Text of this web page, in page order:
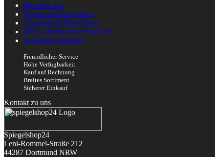
Wir über uns
Fragen und Antworten
Glasgewicht Berechnen
B2B - Direkt vom Hersteller
Produktinformation
Freundlicher Service
Hohe Verfügbarkeit
Kauf auf Rechnung
Breites Sortiment
Sicherer Einkauf
Kontakt zu uns
Spiegelshop24
Leni-Rommel-Straße 212
44287 Dortmund NRW